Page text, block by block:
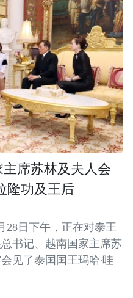
席苏林及夫人会
隆功及王后
28日下午，正在对泰王
书记、越南国家主席苏
见了泰国国王玛哈·哇